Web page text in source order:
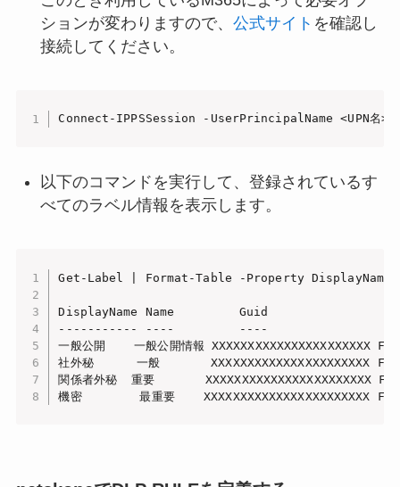
ションが変わりますので、 公式サイト を確認し
接続してください。
Connect-IPPSSession -UserPrincipalName <UPN名>
以下のコマンドを実行して、登録されているす
べてのラベル情報を表示します。
Get-Label | Format-Table -Property DisplayName,
DisplayName Name         Guid
----------- ----         ----
一般公開    一般公開情報
社外秘      一般       XXXXXXXXXXXXXXXXXXXXXX
関係者外秘  重要
機密        最重要    XXXXXXXXXXXXXXXXXXXXXXX